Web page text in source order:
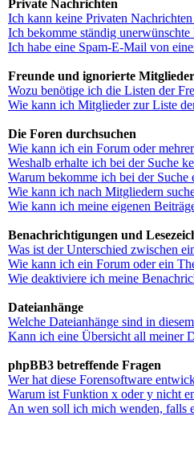
Private Nachrichten
Ich kann keine Privaten
Ich bekomme ständig
Ich habe eine Spam-E-Mail von
Freunde und ignorierte Mitglieder
Wozu benötige ich die Listen der
Wie kann ich Mitglieder zur Liste
Die Foren durchsuchen
Wie kann ich ein Forum oder
Weshalb erhalte ich bei der Suche
Warum bekomme ich bei der Suche
Wie kann ich nach Mitgliedern
Wie kann ich meine eigenen
Benachrichtigungen und
Was ist der Unterschied zwischen
Wie kann ich ein Forum oder ein
Wie deaktiviere ich meine
Dateianhänge
Welche Dateianhänge sind in
Kann ich eine Übersicht all meiner
phpBB3 betreffende Fragen
Wer hat diese Forensoftware
Warum ist Funktion x oder y nicht
An wen soll ich mich wenden, falls